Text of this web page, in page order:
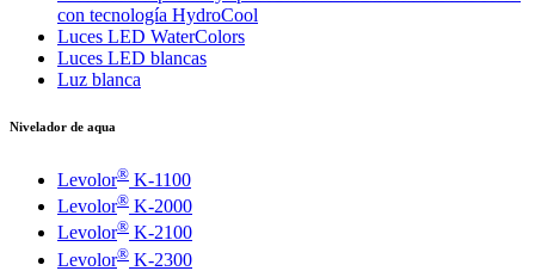
con tecnología HydroCool
Luces LED WaterColors
Luces LED blancas
Luz blanca
Nivelador de aqua
Levolor® K-1100
Levolor® K-2000
Levolor® K-2100
Levolor® K-2300